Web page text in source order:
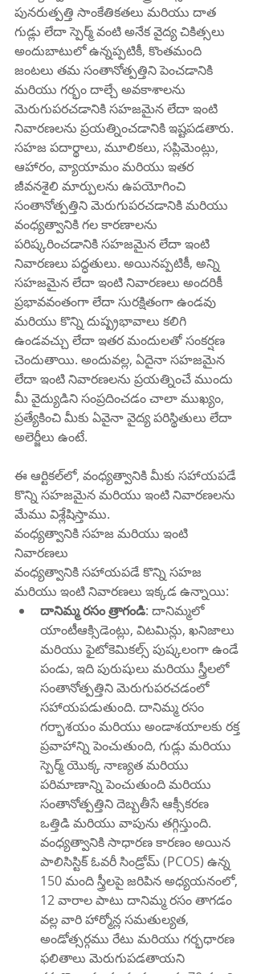
పునరుత్పత్తి సాంకేతికతలు మరియు దాత
గుడ్లు లేదా స్పెర్మ్ వంటి అనేక వైద్య చికిత్సలు
అందుబాటులో ఉన్నప్పటికీ, కొంతమంది
జంటలు తమ సంతానోత్పత్తిని పెంచడానికి
మరియు గర్భం దాల్చే అవకాశాలను
మెరుగుపరచడానికి సహజమైన లేదా ఇంటి
నివారణలను ప్రయత్నించడానికి ఇష్టపడతారు.
సహజ పదార్థాలు, మూలికలు, సప్లిమెంట్లు,
ఆహారం, వ్యాయామం మరియు ఇతర
జీవనశైలి మార్పులను ఉపయోగించి
సంతానోత్పత్తిని మెరుగుపరచడానికి మరియు
వంధ్యత్వానికి గల కారణాలను
పరిష్కరించడానికి సహజమైన లేదా ఇంటి
నివారణలు పద్ధతులు. అయినప్పటికీ, అన్ని
సహజమైన లేదా ఇంటి నివారణలు అందరికీ
ప్రభావవంతంగా లేదా సురక్షితంగా ఉండవు
మరియు కొన్ని దుష్ప్రభావాలు కలిగి
ఉండవచ్చు లేదా ఇతర మందులతో సంకర్షణ
చెందుతాయి. అందువల్ల, ఏదైనా సహజమైన
లేదా ఇంటి నివారణలను ప్రయత్నించే ముందు
మీ వైద్యుడిని సంప్రదించడం చాలా ముఖ్యం,
ప్రత్యేకించి మీకు ఏవైనా వైద్య పరిస్థితులు లేదా
అలెర్జీలు ఉంటే.
ఈ ఆర్టికల్‌లో, వంధ్యత్వానికి మీకు సహాయపడే
కొన్ని సహజమైన మరియు ఇంటి నివారణలను
మేము విశ్లేషిస్తాము.
వంధ్యత్వానికి సహజ మరియు ఇంటి
నివారణలు
వంధ్యత్వానికి సహాయపడే కొన్ని సహజ
మరియు ఇంటి నివారణలు ఇక్కడ ఉన్నాయి:
దానిమ్మ రసం త్రాగండి: దానిమ్మలో
యాంటీఆక్సిడెంట్లు, విటమిన్లు, ఖనిజాలు
మరియు ఫైటోకెమికల్స్ పుష్కలంగా ఉండే
పండు, ఇది పురుషులు మరియు స్త్రీలలో
సంతానోత్పత్తిని మెరుగుపరచడంలో
సహాయపడుతుంది. దానిమ్మ రసం
గర్భాశయం మరియు అండాశయాలకు రక్త
ప్రవాహాన్ని పెంచుతుంది, గుడ్లు మరియు
స్పెర్మ్ యొక్క నాణ్యత మరియు
పరిమాణాన్ని పెంచుతుంది మరియు
సంతానోత్పత్తిని దెబ్బతీసే ఆక్సీకరణ
ఒత్తిడి మరియు వాపును తగ్గిస్తుంది.
వంధ్యత్వానికి సాధారణ కారణం అయిన
పాలిసిస్టిక్ ఓవరీ సిండ్రోమ్ (PCOS) ఉన్న
150 మంది స్త్రీలపై జరిపిన అధ్యయనంలో,
12 వారాల పాటు దానిమ్మ రసం తాగడం
వల్ల వారి హార్మోన్ల సమతుల్యత,
అండోత్సర్గము రేటు మరియు గర్భధారణ
ఫలితాలు మెరుగుపడతాయని